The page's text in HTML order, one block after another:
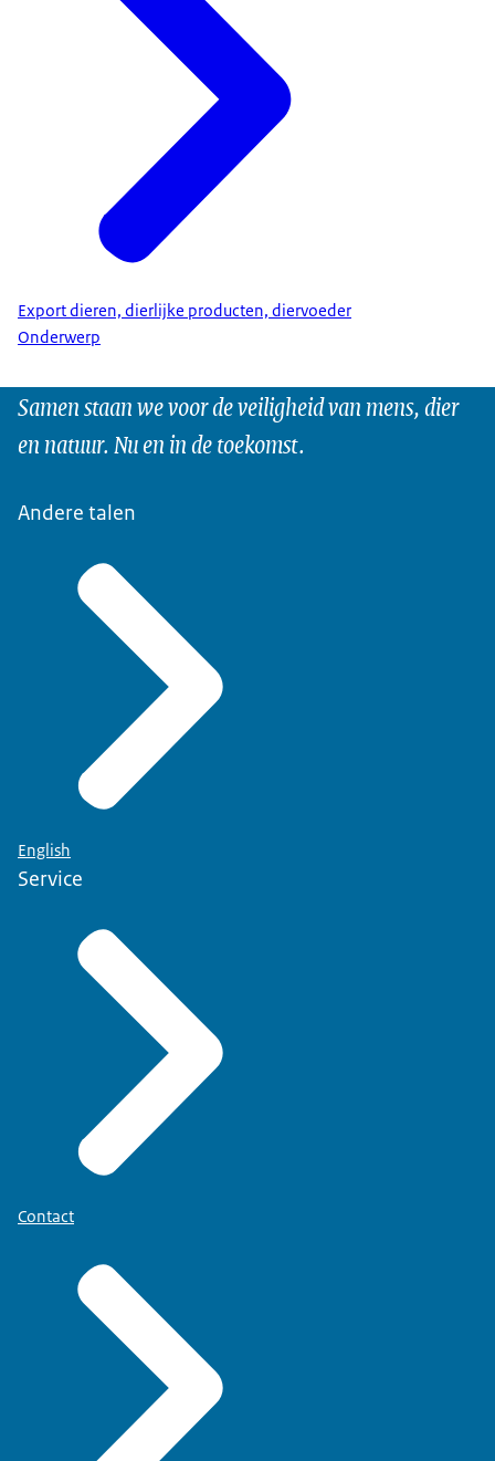
Export dieren, dierlijke producten, diervoeder
Onderwerp
Samen staan we voor de veiligheid van mens, dier
en natuur. Nu en in de toekomst.
Andere talen
English
Service
Contact